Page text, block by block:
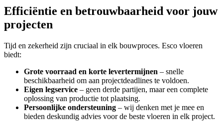
Efficiëntie en betrouwbaarheid voor jouw
projecten
Tijd en zekerheid zijn cruciaal in elk bouwproces. Esco vloeren
biedt:
Grote voorraad en korte levertermijnen – snelle
beschikbaarheid om aan projectdeadlines te voldoen.
Eigen legservice – geen derde partijen, maar een complete
oplossing van productie tot plaatsing.
Persoonlijke ondersteuning – wij denken met je mee en
bieden deskundig advies voor de beste vloeren in elk project.